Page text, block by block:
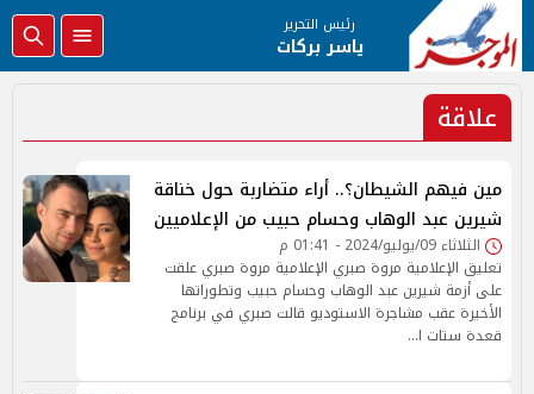
رئيس التحرير
ياسر بركات
علاقة
مين فيهم الشيطان؟.. أراء متضاربة حول خناقة
شيرين عبد الوهاب وحسام حبيب من الإعلاميين
الثلاثاء 09/يوليو/2024 - 01:41 م
تعليق الإعلامية مروة صبري الإعلامية مروة صبري علقت
على أزمة شيرين عبد الوهاب وحسام حبيب وتطوراتها
الأخيرة عقب مشاجرة الاستوديو قالت صبري في برنامج
قعدة ستات ا…